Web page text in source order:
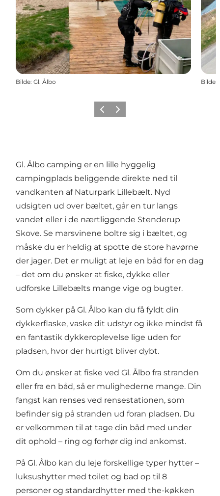
Bilde: Gl. Ålbo Bilde:
ForrigeNeste
Gl. Ålbo camping er en lille hyggelig
campingplads beliggende direkte ned til
vandkanten af Naturpark Lillebælt. Nyd
udsigten ud over bæltet, går en tur langs
vandet eller i de nærtliggende Stenderup
Skove. Se marsvinene boltre sig i bæltet, og
måske du er heldig at spotte de store havørne
der jager. Det er muligt at leje en båd for en dag
– det om du ønsker at fiske, dykke eller
udforske Lillebælts mange vige og bugter.
Som dykker på Gl. Ålbo kan du få fyldt din
dykkerflaske, vaske dit udstyr og ikke mindst få
en fantastik dykkeroplevelse lige uden for
pladsen, hvor der hurtigt bliver dybt.
Om du ønsker at fiske ved Gl. Ålbo fra stranden
eller fra en båd, så er mulighederne mange. Din
fangst kan renses ved rensestationen, som
befinder sig på stranden ud foran pladsen. Du
er velkommen til at tage din båd med under
dit ophold – ring og forhør dig ind ankomst.
På Gl. Ålbo kan du leje forskellige typer hytter –
luksushytter med toilet og bad op til 8
personer og standardhytter med the-køkken